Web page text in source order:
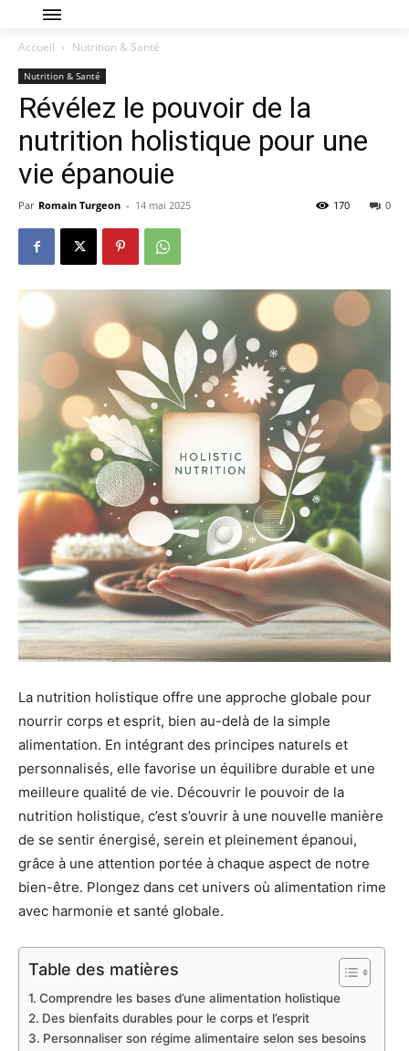
Accueil Nutrition & Santé
Nutrition & Santé
Révélez le pouvoir de la
nutrition holistique pour une
vie épanouie
Par Romain Turgeon - 14 mai 2025 0
170
La nutrition holistique offre une approche globale pour
nourrir corps et esprit, bien au-delà de la simple
alimentation. En intégrant des principes naturels et
personnalisés, elle favorise un équilibre durable et une
meilleure qualité de vie. Découvrir le pouvoir de la
nutrition holistique, c’est s’ouvrir à une nouvelle manière
de se sentir énergisé, serein et pleinement épanoui,
grâce à une attention portée à chaque aspect de notre
bien-être. Plongez dans cet univers où alimentation rime
avec harmonie et santé globale.
Table des matières
Comprendre les bases d’une alimentation holistique
Des bienfaits durables pour le corps et l’esprit
Personnaliser son régime alimentaire selon ses besoins